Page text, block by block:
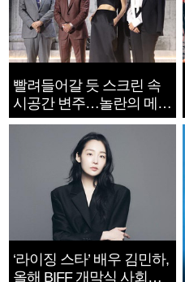
빨려들어갈 듯 스크린 속
시공간 변주…놀란의 메시
지는 ‘전쟁 속죄’
‘라이징 스타’ 배우 김민하,
올해 BIFF 개막식 사회자